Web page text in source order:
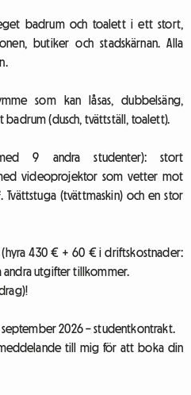
badrum och toalett i ett stort,
butiker och stadskärnan. Alla
som kan låsas, dubbelsäng,
(dusch, tvättställ, toalett).
9 andra studenter): stort
videoprojektor som vetter mot
(tvättmaskin) och en stor
430 € + 60 € i driftskostnader:
andra utgifter tillkommer.
2026 – studentkontrakt.
till mig för att boka din